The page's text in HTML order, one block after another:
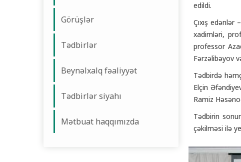
Görüşlər
Tədbirlər
Beynəlxalq fəaliyyət
Tədbirlər siyahı
Mətbuat haqqımızda
edildi.
Çıxış
xadimləri,
professor
Fərzəlibəyov
Tədbirdə
Elçin
Ramiz
Tədbirin
çəkilməsi ilə